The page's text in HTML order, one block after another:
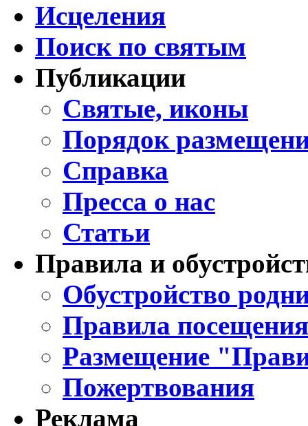
Исцеления
Поиск по святым
Публикации
Святые, иконы
Порядок
Справка
Пресса о нас
Статьи
Правила и
Обустройство
Правила
Размещение
Пожертвования
Реклама